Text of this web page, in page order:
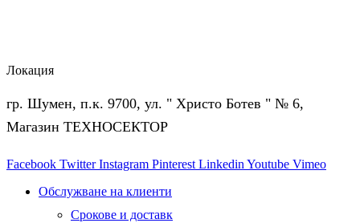
Локация
гр. Шумен, п.к. 9700, ул. " Христо Ботев " № 6,
Магазин ТЕХНОСЕКТОР
Facebook Twitter Instagram Pinterest Linkedin Youtube Vimeo
Обслужване на клиенти
Срокове и доставк